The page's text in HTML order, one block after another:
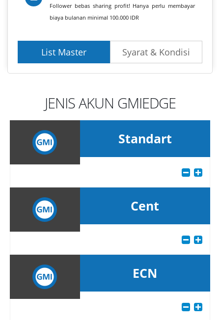
Follower bebas sharing profit! Hanya perlu membayar
biaya bulanan minimal 100.000 IDR
List Master Syarat & Kondisi
JENIS AKUN GMIEDGE
Standart
Cent
ECN